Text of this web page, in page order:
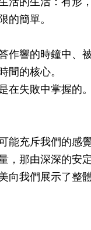
的簡單。
作響的時鐘中、
間的核心。
在失敗中掌握的
能充斥我們的感
，那由深深的安
向我們展示了整